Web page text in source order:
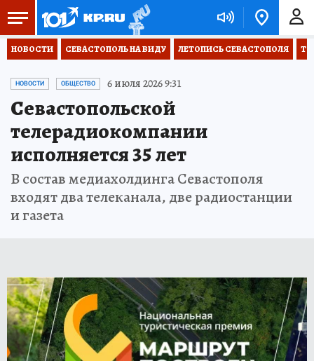
НОВОСТИ СЕВАСТОПОЛЬ НА ВИДУ ЛЕТОПИСЬ СЕВАСТОПОЛЯ
НОВОСТИ ОБЩЕСТВО 6 июля 2026 9:31
Севастопольской
телерадиокомпании
исполняется 35 лет
В состав медиахолдинга Севастополя
входят два телеканала, две радиостанции
и газета